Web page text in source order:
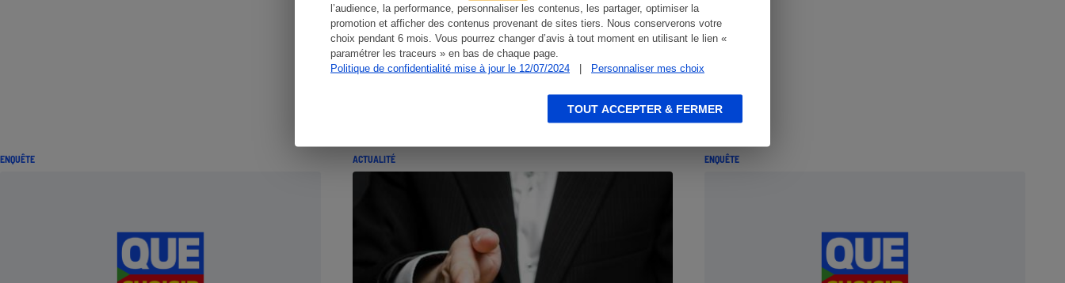
l’audience, la performance, personnaliser les contenus, les partager, optimiser la
promotion et afficher des contenus provenant de sites tiers. Nous conserverons votre
choix pendant 6 mois. Vous pourrez changer d’avis à tout moment en utilisant le lien «
paramétrer les traceurs » en bas de chaque page.
Politique de confidentialité mise à jour le 12/07/2024
| Personnaliser mes choix
TOUT ACCEPTER & FERMER
Logement - Les droits du conjoint
ENQUÊTE ACTUALITÉ ENQUÊTE
Robot ménager